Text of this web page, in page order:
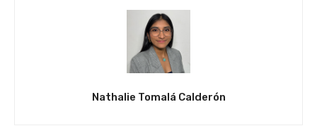
Nathalie Tomalá Calderón